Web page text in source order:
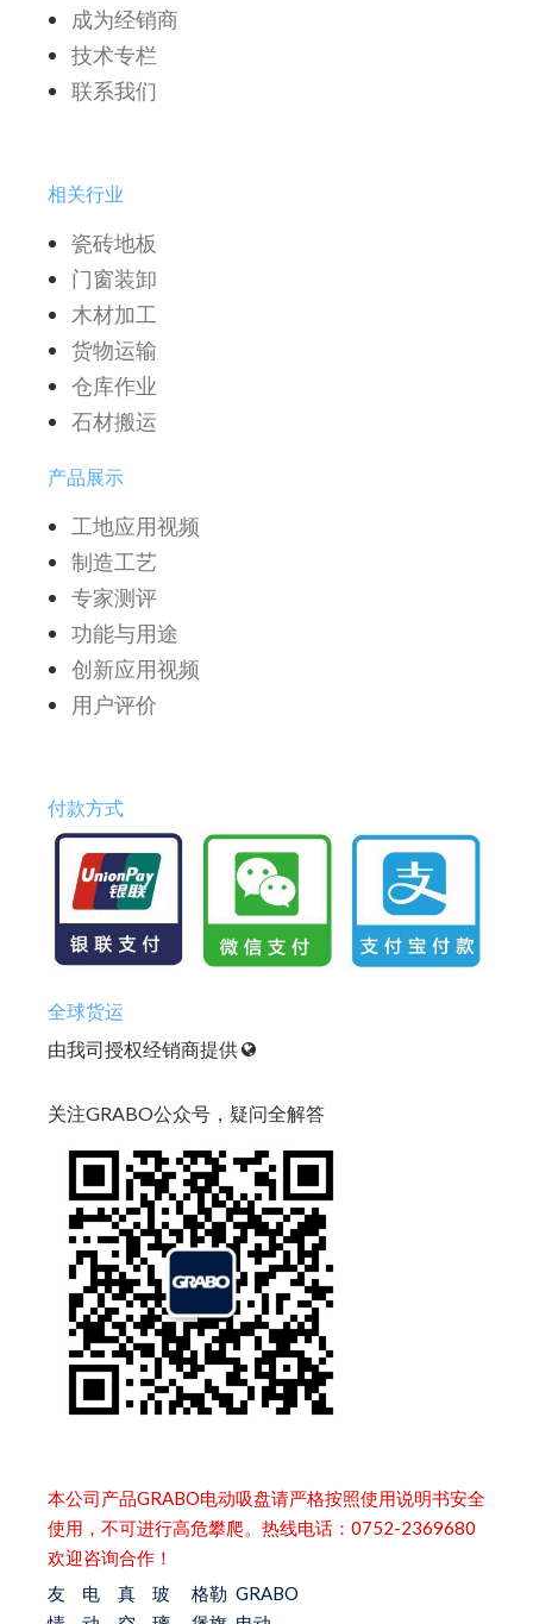
成为经销商
技术专栏
联系我们
相关行业
瓷砖地板
门窗装卸
木材加工
货物运输
仓库作业
石材搬运
产品展示
工地应用视频
制造工艺
专家测评
功能与用途
创新应用视频
用户评价
付款方式
全球货运
由我司授权经销商提供
关注GRABO公众号，疑问全解答
本公司产品GRABO电动吸盘请严格按照使用说明书安全
使用，不可进行高危攀爬。热线电话：0752-2369680
欢迎咨询合作！
友
电
真
玻
格勒 GRABO